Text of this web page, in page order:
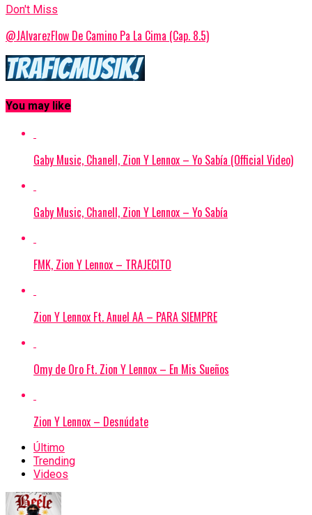
Don't Miss
@JAlvarezFlow De Camino Pa La Cima (Cap. 8.5)
You may like
Gaby Music, Chanell, Zion Y Lennox – Yo Sabía (Official Video)
Gaby Music, Chanell, Zion Y Lennox – Yo Sabía
FMK, Zion Y Lennox – TRAJECITO
Zion Y Lennox Ft. Anuel AA – PARA SIEMPRE
Omy de Oro Ft. Zion Y Lennox – En Mis Sueños
Zion Y Lennox – Desnúdate
Último
Trending
Videos